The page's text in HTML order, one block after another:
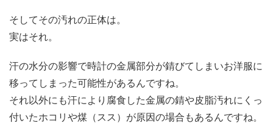
そしてその汚れの正体は。
実はそれ。
汗の水分の影響で時計の金属部分が錆びてしまいお洋服に
移ってしまった可能性があるんですね。
それ以外にも汗により腐食した金属の錆や皮脂汚れにくっ
付いたホコリや煤（スス）が原因の場合もあるんですね。